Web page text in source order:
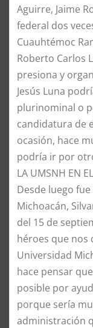
Aguirre, Jaime
federal dos
Cuauhtémoc
Roberto Carlos
presiona y
Jesús Luna
plurinominal o
candidatura de
ocasión, hace
podría ir por
LA UMSNH EN
Desde luego
Michoacán,
del 15 de
héroes que nos
Universidad
hace pensar
posible por
porque sería
administración